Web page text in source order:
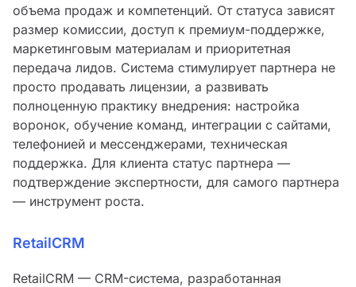
объема продаж и компетенций. От статуса зависят
размер комиссии, доступ к премиум-поддержке,
маркетинговым материалам и приоритетная
передача лидов. Система стимулирует партнера не
просто продавать лицензии, а развивать
полноценную практику внедрения: настройка
воронок, обучение команд, интеграции с сайтами,
телефонией и мессенджерами, техническая
поддержка. Для клиента статус партнера —
подтверждение экспертности, для самого партнера
— инструмент роста.
RetailCRM
RetailCRM — CRM-система, разработанная